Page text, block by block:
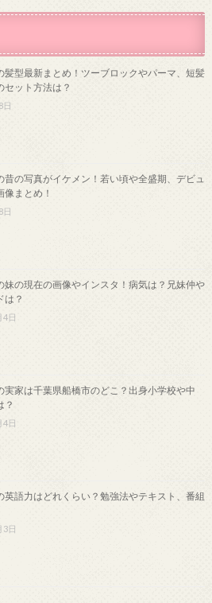
髪型最新まとめ！ツーブロックやパーマ、短髪
セット方法は？
日
昔の写真がイケメン！若い頃や全盛期、デビュ
像まとめ！
日
妹の現在の画像やインスタ！病気は？兄妹仲や
は？
4日
実家は千葉県船橋市のどこ？出身小学校や中
？
4日
英語力はどれくらい？勉強法やテキスト、番組
3日